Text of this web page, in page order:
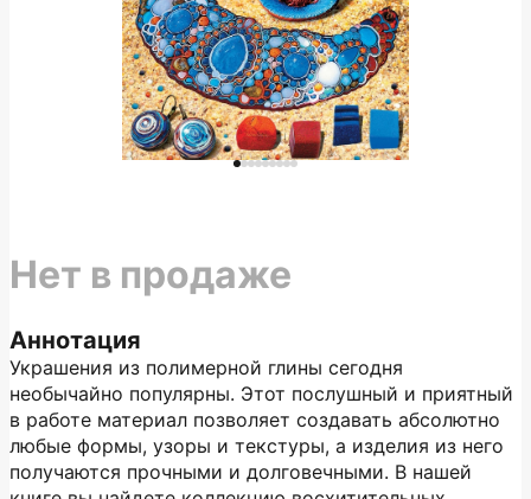
Аннотация
Украшения из полимерной глины сегодня
необычайно популярны. Этот послушный и приятный
в работе материал позволяет создавать абсолютно
любые формы, узоры и текстуры, а изделия из него
получаются прочными и долговечными. В нашей
Нет в продаже